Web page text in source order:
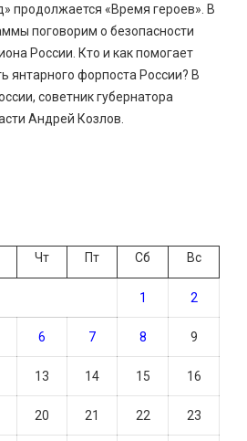
продолжается «Время героев». В
поговорим о безопасности
России. Кто и как помогает
янтарного форпоста России? В
советник губернатора
Андрей Козлов.
Чт Пт Сб Вс
1 2
6 7 8 9
13 14 15 16
20 21 22 23